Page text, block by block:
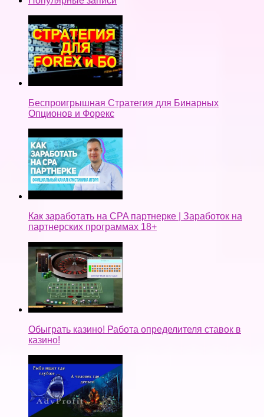
Беспроигрышная Стратегия для Бинарных
Опционов и Форекс
Как заработать на CPA партнерке | Заработок на
партнерских программах 18+
Обыграть казино! Работа определителя ставок в
казино!